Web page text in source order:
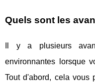
Quels sont les
Il y a plusieurs
environnantes lorsque
Tout d'abord, cela vous